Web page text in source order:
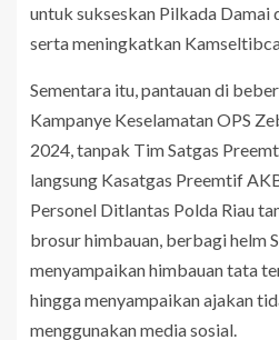
untuk sukseskan Pilkada Damai
serta meningkatkan
Sementara itu, pantauan di
Kampanye Keselamatan OPS
2024, tanpak Tim Satgas
langsung Kasatgas Preemtif
Personel Ditlantas Polda Riau
brosur himbauan, berbagi helm
menyampaikan himbauan tata
hingga menyampaikan ajakan
menggunakan media sosial.